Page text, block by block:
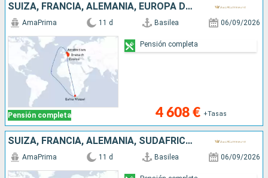
SUIZA, FRANCIA, ALEMANIA, EUROPA DEL NORTE, SUDAFRICA, PAISES BAJOS
Pensión completa
AmaPrima 11 d Basilea 06/09/2026
4 608 € +Tasas
Pensión completa
SUIZA, FRANCIA, ALEMANIA, SUDAFRICA, EUROPA DEL NORTE, PAISES BAJOS
AmaPrima 11 d Basilea 06/09/2026